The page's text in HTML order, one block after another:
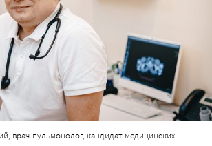
врач-пульмонолог, кандидат медицинских